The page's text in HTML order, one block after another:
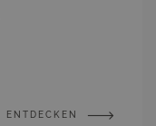
ENTDECKEN